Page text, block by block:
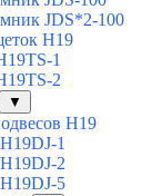
JDS*2-100
H19
1
2
▼
H19
1
2
5